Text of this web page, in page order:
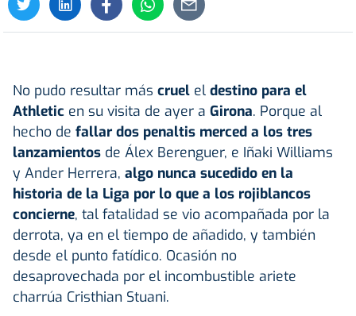
No pudo resultar más cruel el destino para el
Athletic en su visita de ayer a Girona. Porque al
hecho de fallar dos penaltis merced a los tres
lanzamientos de Álex Berenguer, e Iñaki Williams
y Ander Herrera, algo nunca sucedido en la
historia de la Liga por lo que a los rojiblancos
concierne, tal fatalidad se vio acompañada por la
derrota, ya en el tiempo de añadido, y también
desde el punto fatídico. Ocasión no
desaprovechada por el incombustible ariete
charrúa Cristhian Stuani.